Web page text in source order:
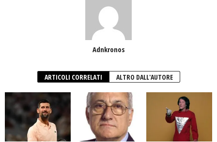
Adnkronos
ARTICOLI CORRELATI ALTRO DALL'AUTORE